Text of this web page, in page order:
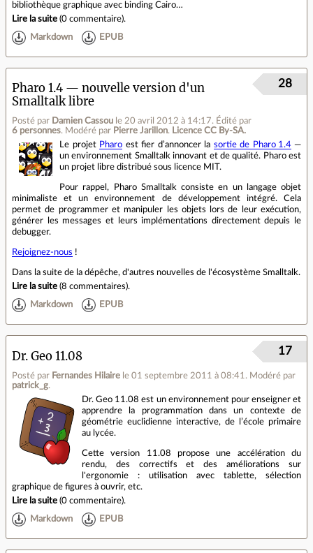
bibliothèque graphique avec binding Cairo…
Lire la suite (0 commentaire).
Markdown EPUB
Pharo 1.4 — nouvelle version d'un
Smalltalk libre
Posté par Damien Cassou le 20 avril 2012 à 14:17. Édité par
6 personnes. Modéré par Pierre Jarillon. Licence CC By‑SA.
28
Le projet Pharo est fier d’annoncer la sortie de Pharo 1.4 —
un environnement Smalltalk innovant et de qualité. Pharo est
un projet libre distribué sous licence MIT.
Pour rappel, Pharo Smalltalk consiste en un langage objet
minimaliste et un environnement de développement intégré. Cela
permet de programmer et manipuler les objets lors de leur exécution,
générer les messages et leurs implémentations directement depuis le
debugger.
Rejoignez-nous !
Dans la suite de la dépêche, d'autres nouvelles de l'écosystème Smalltalk.
Lire la suite (8 commentaires).
Markdown EPUB
Dr. Geo 11.08
Posté par Fernandes Hilaire le 01 septembre 2011 à 08:41 . Modéré par
patrick_g.
17
Dr. Geo 11.08 est un environnement pour enseigner et
apprendre la programmation dans un contexte de
géométrie euclidienne interactive, de l’école primaire
au lycée.
Cette version 11.08 propose une accélération du
rendu, des correctifs et des améliorations sur
l'ergonomie : utilisation avec tablette, sélection
graphique de figures à ouvrir, etc.
Lire la suite (0 commentaire).
Markdown EPUB